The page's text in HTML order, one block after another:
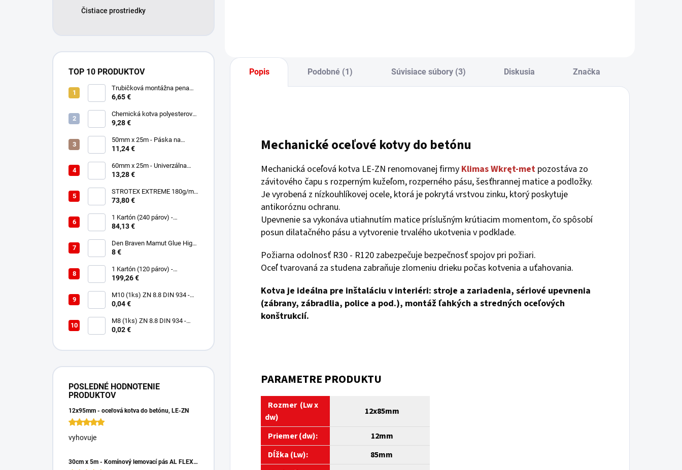
Čistiace prostriedky
TOP 10 PRODUKTOV
Trubičková montážna pena
SMART 750ml - Nízkorozťažná
6,65 €
Chemická kotva polyesterová
300ml
9,28 €
50mm x 25m - Páska na
spájanie a opravu membrán -
11,24 €
60mm x 25m - Univerzálna
páska - Jednostranná
13,28 €
STROTEX EXTREME 180g/m2
- Strešná fólia / membrána
73,80 €
1 Kartón (240 párov) -
Rukavice Verken onyx
84,13 €
Den Braven Mamut Glue High
Tack 290 ml biely
8 €
1 Kartón (120 párov) -
Rukavice Verken VELCRO -
199,26 €
M10 (1ks) ZN 8.8 DIN 934 -
Matica 6HR
0,04 €
M8 (1ks) ZN 8.8 DIN 934 -
Matica 6HR
0,02 €
POSLEDNÉ HODNOTENIE
PRODUKTOV
12x95mm - oceľová kotva do betónu, LE-ZN
vyhovuje
30cm x 5m - Komínový lemovací pás AL FLEX 3D - Hnedá RAL 8017, Hliníkový
Popis Podobné (1) Súvisiace súbory (3) Diskusia Značka
Mechanické oceľové kotvy do betónu
Mechanická oceľová kotva LE-ZN renomovanej firmy KlimasWkręt-met pozostáva zo
závitového čapu s rozperným kužeľom, rozperného pásu, šesťhrannej matice a podložky.
Je vyrobená z nízkouhlíkovej ocele, ktorá je pokrytá vrstvou zinku, ktorý poskytuje
antikoróznu ochranu.
Upevnenie sa vykonáva utiahnutím matice príslušným krútiacim momentom, čo spôsobí
posun dilatačného pásu a vytvorenie trvalého ukotvenia v podklade.
Požiarna odolnosť R30 - R120 zabezpečuje bezpečnosť spojov pri požiari.
Oceľ tvarovaná za studena zabraňuje zlomeniu drieku počas kotvenia a uťahovania.
Kotva je ideálna pre inštaláciu v interiéri: stroje a zariadenia, sériové upevnenia
(zábrany, zábradlia, police a pod.), montáž ľahkých a stredných oceľových
konštrukcií.
PARAMETRE PRODUKTU
Rozmer (Lw x
dw)
12x85mm
Priemer (dw):
12mm
Dĺžka (Lw):
85mm